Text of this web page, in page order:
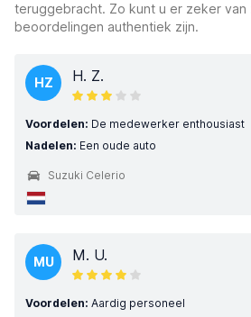
teruggebracht. Zo kunt u er zeker van
beoordelingen authentiek zijn.
HZ H. Z.
Voordelen: De medewerker enthousiast
Nadelen: Een oude auto
Suzuki Celerio
MU M. U.
Voordelen: Aardig personeel